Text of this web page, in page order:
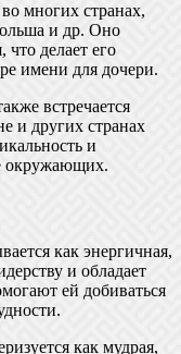
многих странах,
и др. Оно
что делает его
имени для дочери.
встречается
и других странах
и
окружающих.
как энергичная,
и обладает
ей добиваться
как мудрая,